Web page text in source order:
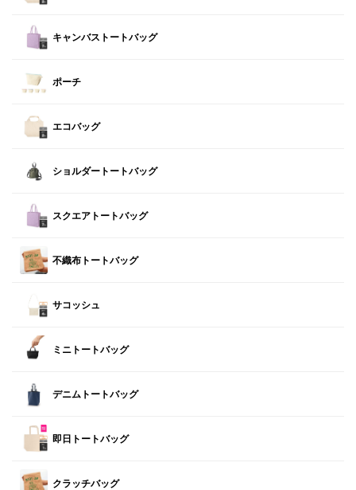
キャンバストートバッグ
ポーチ
エコバッグ
ショルダートートバッグ
スクエアトートバッグ
不織布トートバッグ
サコッシュ
ミニトートバッグ
デニムトートバッグ
即日トートバッグ
クラッチバッグ